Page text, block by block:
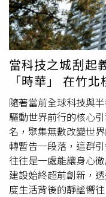
榮。針對「第七期離
前次會議已確認第七
基本民生民行」、「
轉型」、「厚實文化
「打造宜居樂活家園
環境要保護，歷史文
信念，進一步落實「
區獲得長遠發展。期
施方案」過程中，中
碳樂活離島」的願景
臺灣」的施政目標。
「屏東、臺東、澎湖
119年）離島綜合建
當科技之城刮
「時華」 在竹
隨著當前全球科技與
驅動世界前行的核心
名，聚集無數改變世
轉暫告一段落，這群
往往是一處能讓身心
建設始終超前創新，
度生活背後的靜謐嚮